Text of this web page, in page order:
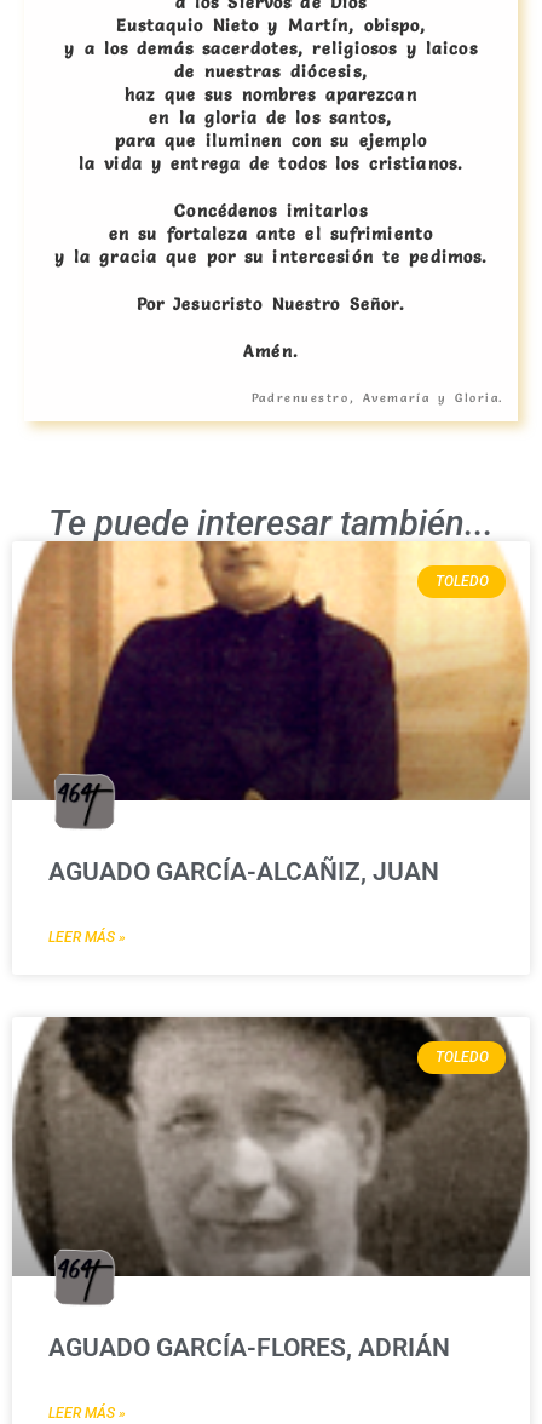
Eustaquio Nieto y Martín, obispo,
y a los demás sacerdotes, religiosos y laicos
de nuestras diócesis,
haz que sus nombres aparezcan
en la gloria de los santos,
para que iluminen con su ejemplo
la vida y entrega de todos los cristianos.
Concédenos imitarlos
en su fortaleza ante el sufrimiento
y la gracia que por su intercesión te pedimos.
Por Jesucristo Nuestro Señor.
Amén.
Padrenuestro, Avemaría y Gloria.
Te puede interesar también...
TOLEDO
AGUADO GARCÍA-ALCAÑIZ, JUAN
LEER MÁS »
TOLEDO
AGUADO GARCÍA-FLORES, ADRIÁN
LEER MÁS »